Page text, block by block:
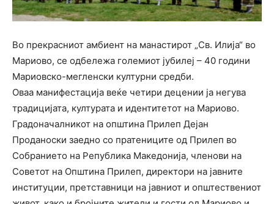
Во прекрасниот амбиент на манастирот „Св. Илија“ во
Мариово, се одбележа големиот јубилеј – 40 години
Мариовско-мегленски културни средби.
Оваа манифестација веќе четири децении ја негува
традицијата, културата и идентитетот на Мариово.
Градоначалникот на општина Прилеп Дејан
Проданоски заедно со пратениците од Прилеп во
Собранието на Република Македонија, членови на
Советот на Општина Прилеп, директори на јавните
институции, претставници на јавниот и општествениот